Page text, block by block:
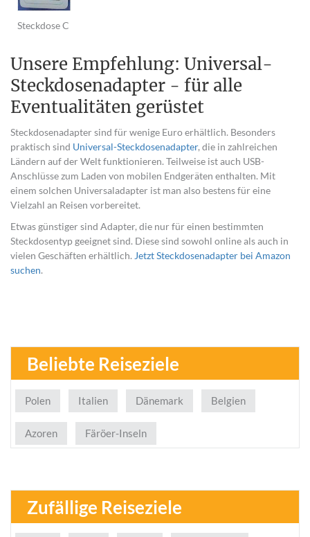
Steckdose C
Unsere Empfehlung: Universal-
Steckdosenadapter - für alle
Eventualitäten gerüstet
Steckdosenadapter sind für wenige Euro erhältlich. Besonders
praktisch sind Universal-Steckdosenadapter, die in zahlreichen
Ländern auf der Welt funktionieren. Teilweise ist auch USB-
Anschlüsse zum Laden von mobilen Endgeräten enthalten. Mit
einem solchen Universaladapter ist man also bestens für eine
Vielzahl an Reisen vorbereitet.
Etwas günstiger sind Adapter, die nur für einen bestimmten
Steckdosentyp geeignet sind. Diese sind sowohl online als auch in
vielen Geschäften erhältlich. Jetzt Steckdosenadapter bei Amazon
suchen.
Beliebte Reiseziele
Polen Italien Dänemark Belgien
Azoren Färöer-Inseln
Zufällige Reiseziele